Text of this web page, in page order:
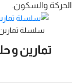
الحركة والسكون.
سلسلة تمارين
تمارين و